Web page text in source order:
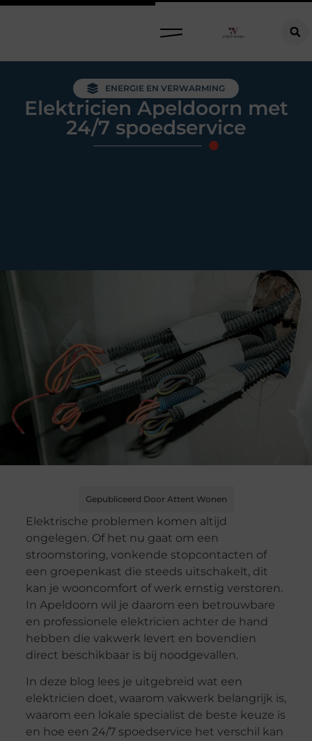
ENERGIE EN VERWARMING
Elektricien Apeldoorn met
24/7 spoedservice
Gepubliceerd Door Attent Wonen
Elektrische problemen komen altijd
ongelegen. Of het nu gaat om een
stroomstoring, vonkende stopcontacten of
een groepenkast die steeds uitschakelt, dit
kan je wooncomfort of werk ernstig verstoren.
In Apeldoorn wil je daarom een betrouwbare
en professionele elektricien achter de hand
hebben die vakwerk levert en bovendien
direct beschikbaar is bij noodgevallen.
In deze blog lees je uitgebreid wat een
elektricien doet, waarom vakwerk belangrijk is,
waarom een lokale specialist de beste keuze is
en hoe een 24/7 spoedservice het verschil kan